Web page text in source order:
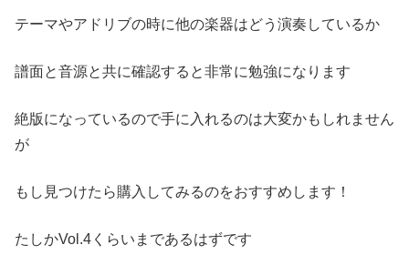
テーマやアドリブの時に他の楽器はどう演奏しているか
譜面と音源と共に確認すると非常に勉強になります
絶版になっているので手に入れるのは大変かもしれません
が
もし見つけたら購入してみるのをおすすめします！
たしかVol.4くらいまであるはずです